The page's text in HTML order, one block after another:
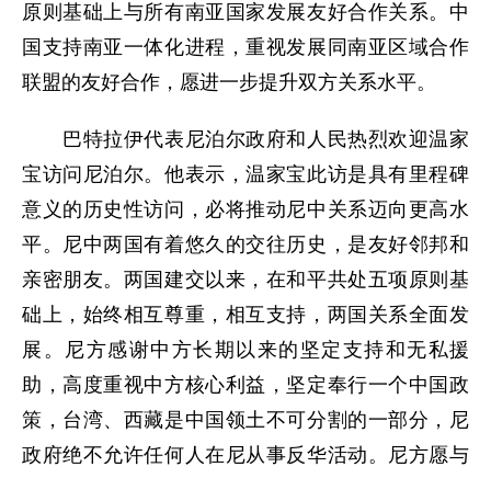
原则基础上与所有南亚国家发展友好合作关系。中
国支持南亚一体化进程，重视发展同南亚区域合作
联盟的友好合作，愿进一步提升双方关系水平。
巴特拉伊代表尼泊尔政府和人民热烈欢迎温家
宝访问尼泊尔。他表示，温家宝此访是具有里程碑
意义的历史性访问，必将推动尼中关系迈向更高水
平。尼中两国有着悠久的交往历史，是友好邻邦和
亲密朋友。两国建交以来，在和平共处五项原则基
础上，始终相互尊重，相互支持，两国关系全面发
展。尼方感谢中方长期以来的坚定支持和无私援
助，高度重视中方核心利益，坚定奉行一个中国政
策，台湾、西藏是中国领土不可分割的一部分，尼
政府绝不允许任何人在尼从事反华活动。尼方愿与